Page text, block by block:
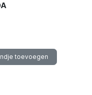
toevoegen